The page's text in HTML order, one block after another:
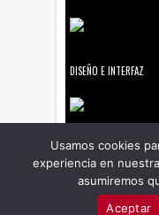
DISEÑO E INTERFAZ
Usamos cookies
experiencia en
asumiremos
Aceptar